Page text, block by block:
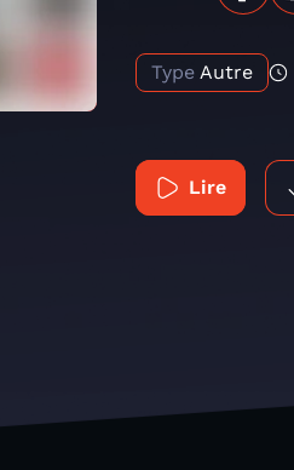
Type Autre
Lire